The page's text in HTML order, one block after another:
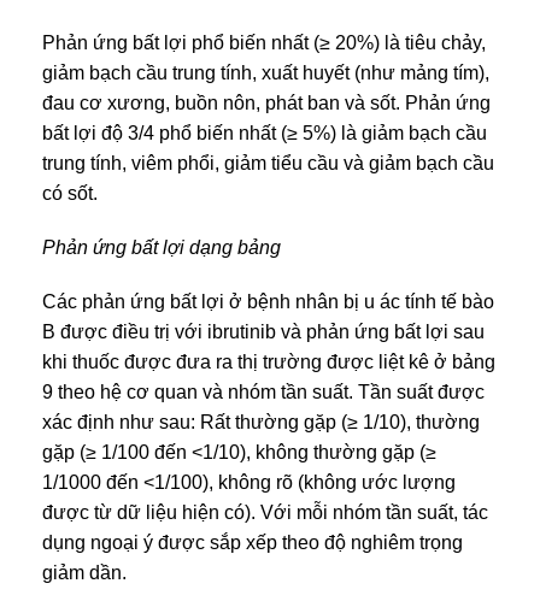
Phản ứng bất lợi phổ biến nhất (≥ 20%) là tiêu chảy,
giảm bạch cầu trung tính, xuất huyết (như mảng tím),
đau cơ xương, buồn nôn, phát ban và sốt. Phản ứng
bất lợi độ 3/4 phổ biến nhất (≥ 5%) là giảm bạch cầu
trung tính, viêm phổi, giảm tiểu cầu và giảm bạch cầu
có sốt.
Phản ứng bất lợi dạng bảng
Các phản ứng bất lợi ở bệnh nhân bị u ác tính tế bào
B được điều trị với ibrutinib và phản ứng bất lợi sau
khi thuốc được đưa ra thị trường được liệt kê ở bảng
9 theo hệ cơ quan và nhóm tần suất. Tần suất được
xác định như sau: Rất thường gặp (≥ 1/10), thường
gặp (≥ 1/100 đến <1/10), không thường gặp (≥
1/1000 đến <1/100), không rõ (không ước lượng
được từ dữ liệu hiện có). Với mỗi nhóm tần suất, tác
dụng ngoại ý được sắp xếp theo độ nghiêm trọng
giảm dần.